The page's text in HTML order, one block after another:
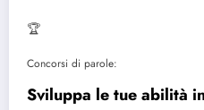
🏆
Concorsi di parole:
Sviluppa le tue abilità